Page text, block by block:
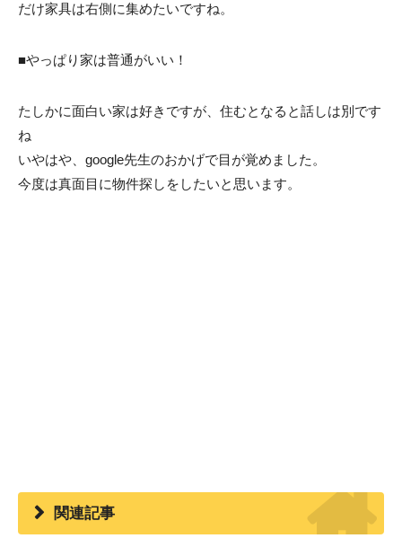
だけ家具は右側に集めたいですね。
■やっぱり家は普通がいい！
たしかに面白い家は好きですが、住むとなると話しは別です
ね
いやはや、google先生のおかげで目が覚めました。
今度は真面目に物件探しをしたいと思います。
関連記事